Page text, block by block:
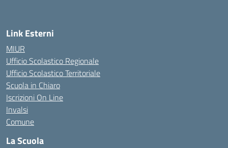
Link Esterni
MIUR
Ufficio Scolastico Regionale
Ufficio Scolastico Territoriale
Scuola in Chiaro
Iscrizioni On Line
Invalsi
Comune
La Scuola